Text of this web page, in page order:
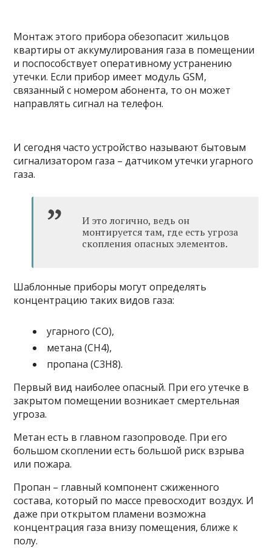
Монтаж этого прибора обезопасит жильцов
квартиры от аккумулирования газа в помещении
и поспособствует оперативному устранению
утечки. Если прибор имеет модуль GSM,
связанный с номером абонента, то он может
направлять сигнал на телефон.
И сегодня часто устройство называют бытовым
сигнализатором газа – датчиком утечки угарного
газа.
И это логично, ведь он
монтируется там, где есть угроза
скопления опасных элементов.
Шаблонные приборы могут определять
концентрацию таких видов газа:
угарного (CO),
метана (СН4),
пропана (С3Н8).
Первый вид наиболее опасный. При его утечке в
закрытом помещении возникает смертельная
угроза.
Метан есть в главном газопроводе. При его
большом скоплении есть большой риск взрыва
или пожара.
Пропан – главный компонент сжиженного
состава, который по массе превосходит воздух. И
даже при открытом пламени возможна
концентрация газа внизу помещения, ближе к
полу.